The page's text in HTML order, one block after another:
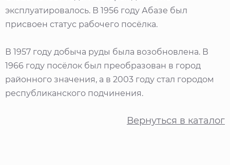
эксплуатировалось. В 1956 году Абазе был
присвоен статус рабочего посёлка.
В 1957 году добыча руды была возобновлена. В
1966 году посёлок был преобразован в город
районного значения, а в 2003 году стал городом
республиканского подчинения.
Вернуться в каталог